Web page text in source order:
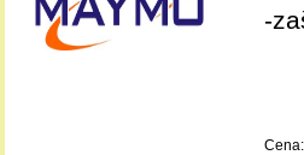
-
Cena: